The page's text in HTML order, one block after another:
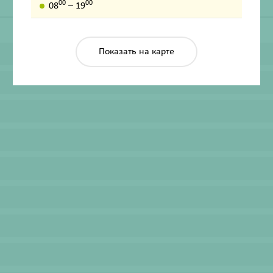
0800 – 1900
Показать на карте